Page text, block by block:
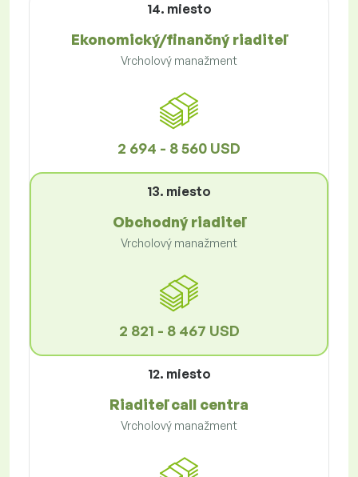
14. miesto
Ekonomický/finančný riaditeľ
Vrcholový manažment
2 694 - 8 560 USD
13. miesto
Obchodný riaditeľ
Vrcholový manažment
2 821 - 8 467 USD
12. miesto
Riaditeľ call centra
Vrcholový manažment